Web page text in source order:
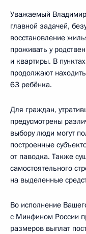
Уважаемый
главной задачей,
восстановление
проживать у
и квартиры. В
продолжают
63 ребёнка.
Для граждан,
предусмотрены
выбору люди могут
построенные
от паводка. Также
самостоятельного
на выделенные
Во исполнение
с Минфином России
размеров выплат